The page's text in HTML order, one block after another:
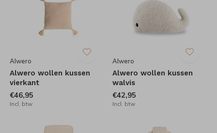
Alwero
Alwero wollen kussen
vierkant
€46,95
Incl. btw
Alwero
Alwero wollen kussen
walvis
€42,95
Incl. btw